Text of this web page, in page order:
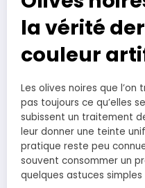
la vérité
couleur
Les olives noires que
pas toujours ce qu’elles
subissent un traitement
leur donner une teinte
pratique reste peu
souvent consommer un
quelques astuces